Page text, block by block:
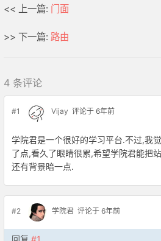
<< 上一篇: 门面
>> 下一篇: 路由
4 条评论
#1 Vijay 评论于 6年前
学院君是一个很好的学习平台.不过,我
了点,看久了眼睛很累,希望学院君能把
还有背景暗一点.
#2 学院君 评论于 6年前
回复 #1